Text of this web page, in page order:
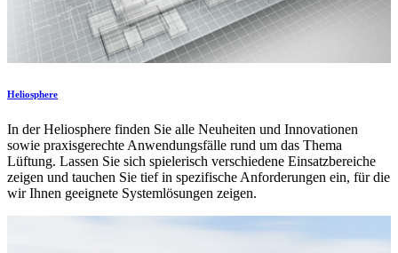
Heliosphere
In der Heliosphere finden Sie alle Neuheiten und Innovationen
sowie praxisgerechte Anwendungsfälle rund um das Thema
Lüftung. Lassen Sie sich spielerisch verschiedene Einsatzbereiche
zeigen und tauchen Sie tief in spezifische Anforderungen ein, für die
wir Ihnen geeignete Systemlösungen zeigen.